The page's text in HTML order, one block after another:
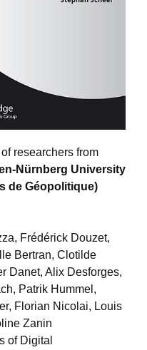
researchers from
Nürnberg University
de Géopolitique)
Frédérick Douzet,
Bertran, Clotilde
Danet, Alix Desforges,
Patrik Hummel,
Florian Nicolai, Louis
Zanin
of Digital